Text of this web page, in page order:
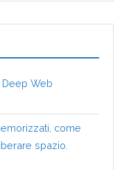
Web
come
spazio.